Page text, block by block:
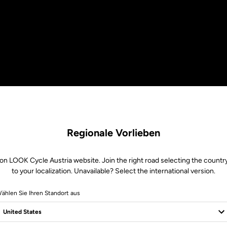
Regionale Vorlieben
LOOK Cycle Austria website. Join the right road selecting the
to your localization. Unavailable? Select the international version.
Sie Ihren Standort aus